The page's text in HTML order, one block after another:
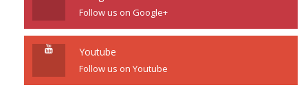
Follow us on Google+
Youtube
Follow us on Youtube